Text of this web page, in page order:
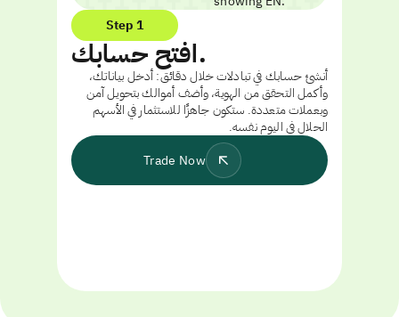
Step 1
افتح حسابك.
أنشئ حسابك في تبادلات خلال دقائق: أدخل بياناتك،
وأكمل التحقق من الهوية، وأضف أموالك بتحويل آمن
وبعملات متعددة. ستكون جاهزًا للاستثمار في الأسهم
الحلال في اليوم نفسه.
Trade Now